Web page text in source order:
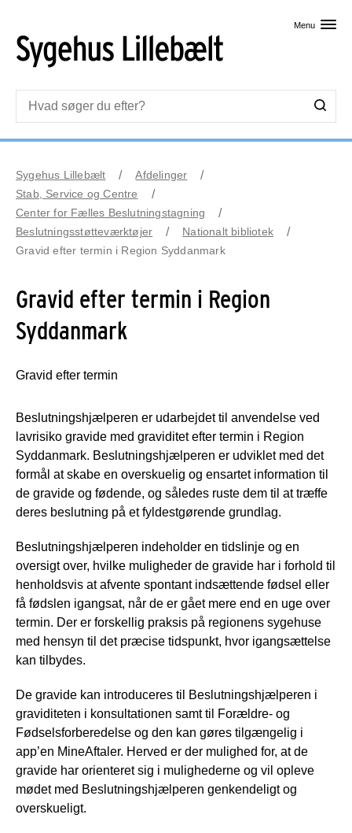
Menu
Sygehus Lillebælt
Afdelinger
Stab, Service og Centre
Center for Fælles Beslutningstagning
Beslutningsstøtteværktøjer
Nationalt bibliotek
Gravid efter termin i Region Syddanmark
Gravid efter termin i Region
Syddanmark
Gravid efter termin
Beslutningshjælperen er udarbejdet til anvendelse ved
lavrisiko gravide med graviditet efter termin i Region
Syddanmark. Beslutningshjælperen er udviklet med det
formål at skabe en overskuelig og ensartet information til
de gravide og fødende, og således ruste dem til at træffe
deres beslutning på et fyldestgørende grundlag.
Beslutningshjælperen indeholder en tidslinje og en
oversigt over, hvilke muligheder de gravide har i forhold til
henholdsvis at afvente spontant indsættende fødsel eller
få fødslen igangsat, når de er gået mere end en uge over
termin. Der er forskellig praksis på regionens sygehuse
med hensyn til det præcise tidspunkt, hvor igangsættelse
kan tilbydes.
De gravide kan introduceres til Beslutningshjælperen i
graviditeten i konsultationen samt til Forældre- og
Fødselsforberedelse og den kan gøres tilgængelig i
app’en MineAftaler. Herved er der mulighed for, at de
gravide har orienteret sig i mulighederne og vil opleve
mødet med Beslutningshjælperen genkendeligt og
overskueligt.